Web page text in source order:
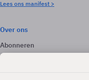
Lees ons manifest >
Over ons
Abonneren
Adverteren